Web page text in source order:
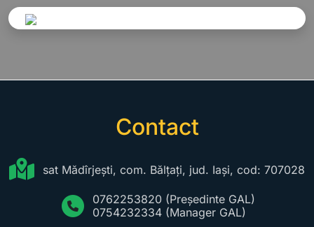
Contact
sat Mădîrjești, com. Bălțați, jud. Iași, cod: 707028
0762253820 (Președinte GAL)
0754232334 (Manager GAL)